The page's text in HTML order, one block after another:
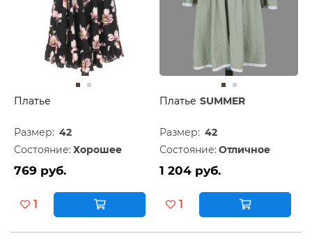
Платье
Размер: 42
Состояние: Хорошее
769 руб.
1
Платье SUMMER
Размер: 42
Состояние: Отличное
1 204 руб.
1